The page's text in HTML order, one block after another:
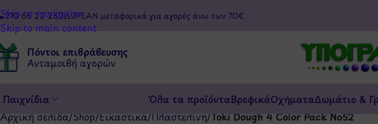
Skip to navigation
Skip to main content
210 65 22 282ΔΩΡΕΑΝ μεταφορικά για αγορές άνω των 70€
Πόντοι επιβράβευσης
Ανταμοιβή αγορών
Παιχνίδια Όλα τα προϊόνταΒρεφικάΟχήματαΔωμάτιο &
Αρχική σελίδα/Shop/Εικαστικά/Πλαστελίνη/Toki Dough 4 Color Pack Νο52